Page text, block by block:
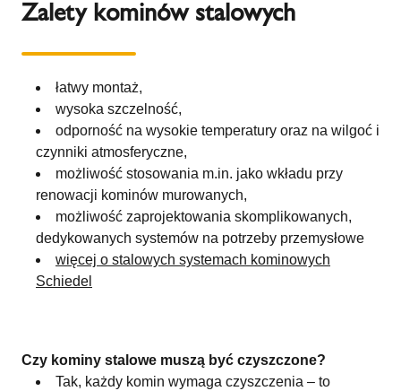
Zalety kominów stalowych
łatwy montaż,
wysoka szczelność,
odporność na wysokie temperatury oraz na wilgoć i
czynniki atmosferyczne,
możliwość stosowania m.in. jako wkładu przy
renowacji kominów murowanych,
możliwość zaprojektowania skomplikowanych,
dedykowanych systemów na potrzeby przemysłowe
więcej o stalowych systemach kominowych
Schiedel
Czy kominy stalowe muszą być czyszczone?
Tak, każdy komin wymaga czyszczenia – to